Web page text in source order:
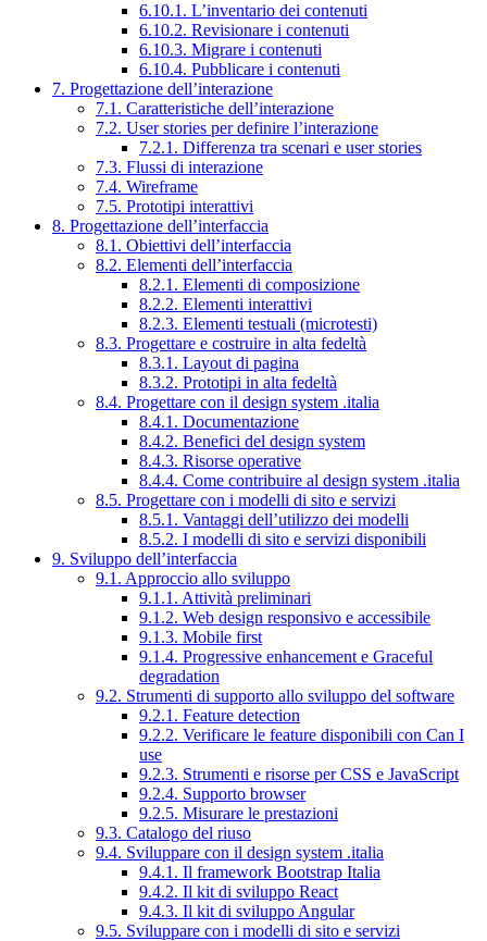
6.10.1. L’inventario dei contenuti
6.10.2. Revisionare i contenuti
6.10.3. Migrare i contenuti
6.10.4. Pubblicare i contenuti
7. Progettazione dell’interazione
7.1. Caratteristiche dell’interazione
7.2. User stories per definire l’interazione
7.2.1. Differenza tra scenari e user stories
7.3. Flussi di interazione
7.4. Wireframe
7.5. Prototipi interattivi
8. Progettazione dell’interfaccia
8.1. Obiettivi dell’interfaccia
8.2. Elementi dell’interfaccia
8.2.1. Elementi di composizione
8.2.2. Elementi interattivi
8.2.3. Elementi testuali (microtesti)
8.3. Progettare e costruire in alta fedeltà
8.3.1. Layout di pagina
8.3.2. Prototipi in alta fedeltà
8.4. Progettare con il design system .italia
8.4.1. Documentazione
8.4.2. Benefici del design system
8.4.3. Risorse operative
8.4.4. Come contribuire al design system .italia
8.5. Progettare con i modelli di sito e servizi
8.5.1. Vantaggi dell’utilizzo dei modelli
8.5.2. I modelli di sito e servizi disponibili
9. Sviluppo dell’interfaccia
9.1. Approccio allo sviluppo
9.1.1. Attività preliminari
9.1.2. Web design responsivo e accessibile
9.1.3. Mobile first
9.1.4. Progressive enhancement e Graceful
degradation
9.2. Strumenti di supporto allo sviluppo del software
9.2.1. Feature detection
9.2.2. Verificare le feature disponibili con Can I
use
9.2.3. Strumenti e risorse per CSS e JavaScript
9.2.4. Supporto browser
9.2.5. Misurare le prestazioni
9.3. Catalogo del riuso
9.4. Sviluppare con il design system .italia
9.4.1. Il framework Bootstrap Italia
9.4.2. Il kit di sviluppo React
9.4.3. Il kit di sviluppo Angular
9.5. Sviluppare con i modelli di sito e servizi